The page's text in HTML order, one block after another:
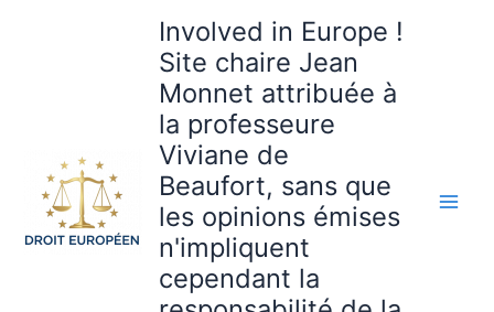
Involved in Europe !
Site chaire Jean
Monnet attribuée à
la professeure
Viviane de
Beaufort, sans que
les opinions émises
n'impliquent
cependant la